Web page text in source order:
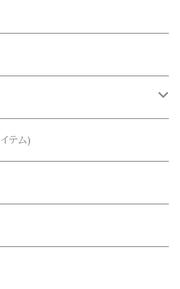
ム)
レーバーデザイン)
ファクトリー)
ップ
テム)